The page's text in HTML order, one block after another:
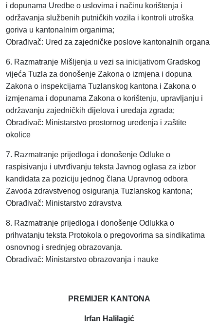
i dopunama Uredbe o uslovima i načinu korištenja i
održavanja službenih putničkih vozila i kontroli utroška
goriva u kantonalnim organima;
Obrađivač: Ured za zajedničke poslove kantonalnih organa
6. Razmatranje Mišljenja u vezi sa inicijativom Gradskog
vijeća Tuzla za donošenje Zakona o izmjena i dopuna
Zakona o inspekcijama Tuzlanskog kantona i Zakona o
izmjenama i dopunama Zakona o korištenju, upravljanju i
održavanju zajedničkih dijelova i uređaja zgrada;
Obrađivač: Ministarstvo prostornog uređenja i zaštite
okolice
7. Razmatranje prijedloga i donošenje Odluke o
raspisivanju i utvrđivanju teksta Javnog oglasa za izbor
kandidata za poziciju jednog člana Upravnog odbora
Zavoda zdravstvenog osiguranja Tuzlanskog kantona;
Obrađivač: Ministarstvo zdravstva
8. Razmatranje prijedloga i donošenje Odlukka o
prihvatanju teksta Protokola o pregovorima sa sindikatima
osnovnog i srednjeg obrazovanja.
Obrađivač: Ministarstvo obrazovanja i nauke
PREMIJER KANTONA
Irfan Halilagić